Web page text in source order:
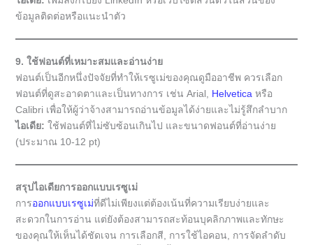
ข้อมูลติดต่อหรือแนะนำตัว
9. ใช้ฟอนต์ที่เหมาะสมและอ่านง่าย
ฟอนต์เป็นอีกหนึ่งปัจจัยที่ทำให้เรซูเม่ของคุณดูมืออาชีพ ควรเลือก
ฟอนต์ที่ดูสะอาดตาและเป็นทางการ เช่น Arial, Helveticaหรือ
Calibri เพื่อให้ผู้ว่าจ้างสามารถอ่านข้อมูลได้ง่ายและไม่รู้สึกลำบาก
ไอเดีย: ใช้ฟอนต์ที่ไม่ซับซ้อนเกินไป และขนาดฟอนต์ที่อ่านง่าย
(ประมาณ 10-12 pt)
สรุปไอเดียการออกแบบเรซูเม่
การออกแบบเรซูเม่ที่ดีไม่เพียงแต่ต้องเน้นที่ความเรียบง่ายและ
สะดวกในการอ่าน แต่ยังต้องสามารถสะท้อนบุคลิกภาพและทักษะ
ของคุณให้เห็นได้ชัดเจน การเลือกสี, การใช้ไอคอน, การจัดลำดับ